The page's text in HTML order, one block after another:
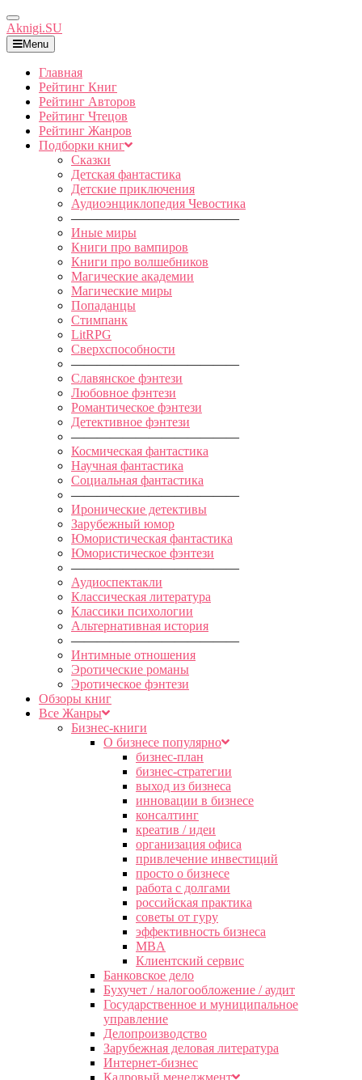
Toggle
Navigation
Aknigi.SU
Menu
Главная
Рейтинг Книг
Рейтинг Авторов
Рейтинг Чтецов
Рейтинг Жанров
Подборки книг
Сказки
Детская фантастика
Детские приключения
Аудиоэнциклопедия Чевостика
—————————————
Иные миры
Книги про вампиров
Книги про волшебников
Магические академии
Магические миры
Попаданцы
Стимпанк
LitRPG
Сверхспособности
—————————————
Славянское фэнтези
Любовное фэнтези
Романтическое фэнтези
Детективное фэнтези
—————————————
Космическая фантастика
Научная фантастика
Социальная фантастика
—————————————
Иронические детективы
Зарубежный юмор
Юмористическая фантастика
Юмористическое фэнтези
—————————————
Аудиоспектакли
Классическая литература
Классики психологии
Альтернативная история
—————————————
Интимные отношения
Эротические романы
Эротическое фэнтези
Обзоры книг
Все Жанры
Бизнес-книги
О бизнесе популярно
бизнес-план
бизнес-стратегии
выход из бизнеса
инновации в бизнесе
консалтинг
креатив / идеи
организация офиса
привлечение инвестиций
просто о бизнесе
работа с долгами
российская практика
советы от гуру
эффективность бизнеса
MBA
Клиентский сервис
Банковское дело
Бухучет / налогообложение / аудит
Государственное и муниципальное
управление
Делопроизводство
Зарубежная деловая литература
Интернет-бизнес
Кадровый менеджмент